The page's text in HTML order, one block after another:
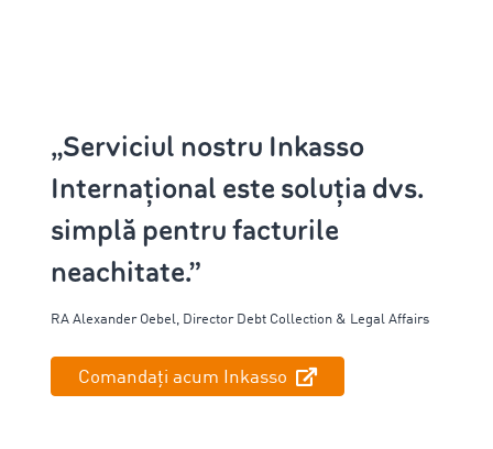
„Serviciul nostru Inkasso
Internațional este soluția dvs.
simplă pentru facturile
neachitate.”
RA Alexander Oebel, Director Debt Collection & Legal Affairs
Comandați acum Inkasso